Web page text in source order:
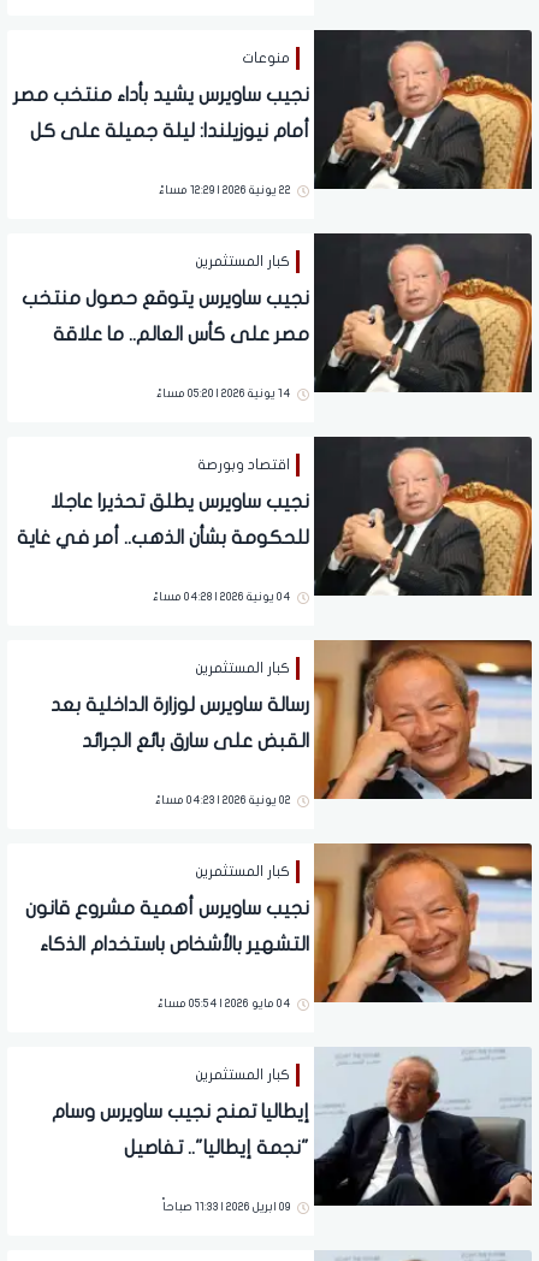
منوعات
نجيب ساويرس يشيد بأداء منتخب مصر
أمام نيوزيلندا: ليلة جميلة على كل
22 يونية 2026 | 12:29 مساءً
كبار المستثمرين
نجيب ساويرس يتوقع حصول منتخب
مصر على كأس العالم.. ما علاقة
14 يونية 2026 | 05:20 مساءً
اقتصاد وبورصة
نجيب ساويرس يطلق تحذيرا عاجلا
للحكومة بشأن الذهب.. أمر في غاية
04 يونية 2026 | 04:28 مساءً
كبار المستثمرين
رسالة ساويرس لوزارة الداخلية بعد
القبض على سارق بائع الجرائد
02 يونية 2026 | 04:23 مساءً
كبار المستثمرين
نجيب ساويرس أهمية مشروع قانون
التشهير بالأشخاص باستخدام الذكاء
04 مايو 2026 | 05:54 مساءً
كبار المستثمرين
إيطاليا تمنح نجيب ساويرس وسام
"نجمة إيطاليا".. تفاصيل
09 ابريل 2026 | 11:33 صباحاً